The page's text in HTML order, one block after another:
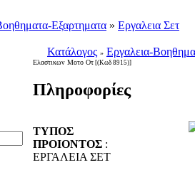
Εξαρτηματα » Εργαλεια Σετ
Κατάλογος » Εργαλεια-
Ελαστικων Μοτο Οτ [(Κωδ 8915)]
Πληροφορίες
ΤΥΠΟΣ
ΠΡΟΙΟΝΤΟΣ :
ΕΡΓΑΛΕΙΑ ΣΕΤ